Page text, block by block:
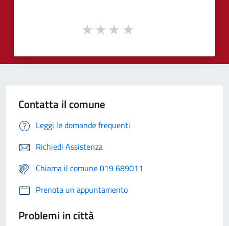
Contatta il comune
Leggi le domande frequenti
Richiedi Assistenza
Chiama il comune 019 689011
Prenota un appuntamento
Problemi in città